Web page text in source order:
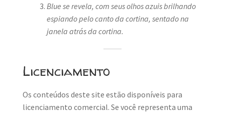
Blue se revela, com seus olhos azuis brilhando
espiando pelo canto da cortina, sentado na
janela atrás da cortina.
Licenciamento
Os conteúdos deste site estão disponíveis para
licenciamento comercial. Se você representa uma